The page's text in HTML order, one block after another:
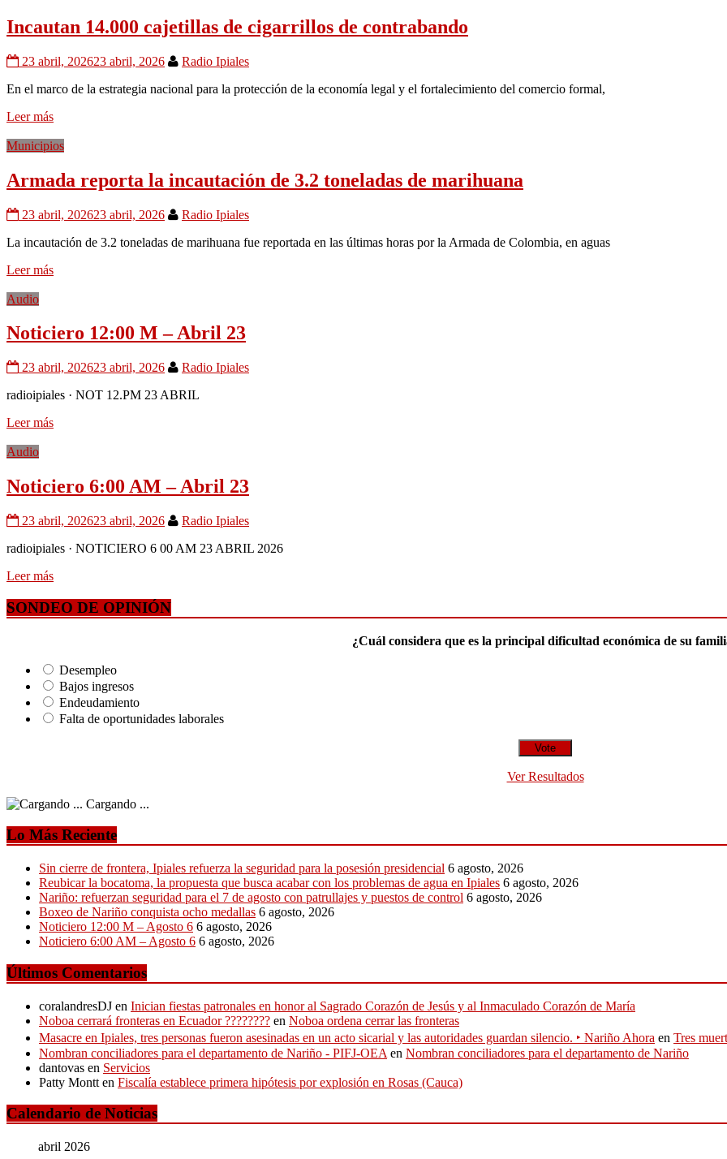
Incautan 14.000 cajetillas de cigarrillos de contrabando
23 abril, 202623 abril, 2026
Radio Ipiales
En el marco de la estrategia nacional para la protección de la economía legal y el fortalecimiento del comercio formal,
Leer más
Municipios
Armada reporta la incautación de 3.2 toneladas de marihuana
23 abril, 202623 abril, 2026
Radio Ipiales
La incautación de 3.2 toneladas de marihuana fue reportada en las últimas horas por la Armada de Colombia, en aguas
Leer más
Audio
Noticiero 12:00 M – Abril 23
23 abril, 202623 abril, 2026
Radio Ipiales
radioipiales · NOT 12.PM 23 ABRIL
Leer más
Audio
Noticiero 6:00 AM – Abril 23
23 abril, 202623 abril, 2026
Radio Ipiales
radioipiales · NOTICIERO 6 00 AM 23 ABRIL 2026
Leer más
SONDEO DE OPINIÓN
¿Cuál considera que es la principal dificultad económica de su
Desempleo
Bajos ingresos
Endeudamiento
Falta de oportunidades laborales
Ver Resultados
Cargando ...
Lo Más Reciente
Sin cierre de frontera, Ipiales refuerza la seguridad para la posesión presidencial 6 agosto, 2026
Reubicar la bocatoma, la propuesta que busca acabar con los problemas de agua en Ipiales 6 agosto, 2026
Nariño: refuerzan seguridad para el 7 de agosto con patrullajes y puestos de control 6 agosto, 2026
Boxeo de Nariño conquista ocho medallas 6 agosto, 2026
Noticiero 12:00 M – Agosto 6 6 agosto, 2026
Noticiero 6:00 AM – Agosto 6 6 agosto, 2026
Últimos Comentarios
coralandresDJ en Inician fiestas patronales en honor al Sagrado Corazón de Jesús y al Inmaculado Corazón de María
Noboa cerrará fronteras en Ecuador ???????? en Noboa ordena cerrar las fronteras
Masacre en Ipiales, tres personas fueron asesinadas en un acto sicarial y las autoridades guardan silencio. ‣ Nariño Ahora en Tres
Nombran conciliadores para el departamento de Nariño - PIFJ-OEA en Nombran conciliadores para el departamento de Nariño
dantovas en Servicios
Patty Montt en Fiscalía establece primera hipótesis por explosión en Rosas (Cauca)
Calendario de Noticias
abril 2026